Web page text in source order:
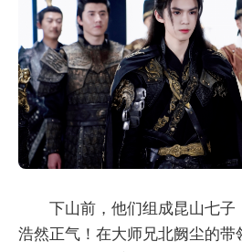
下山前，他们组成昆山七子
浩然正气！在大师兄北阙尘的带